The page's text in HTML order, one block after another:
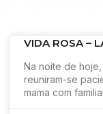
VIDA ROSA –
Na noite de
reuniram-se
mama com